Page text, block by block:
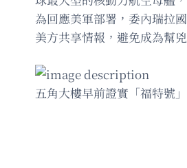
為回應美軍部署，委內瑞拉
美方共享情報，避免成為幫
五角大樓早前證實「福特號